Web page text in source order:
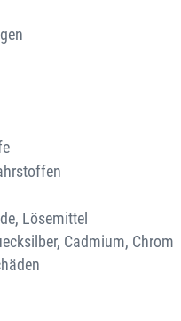
Lösemittel
Cadmium, Chrom